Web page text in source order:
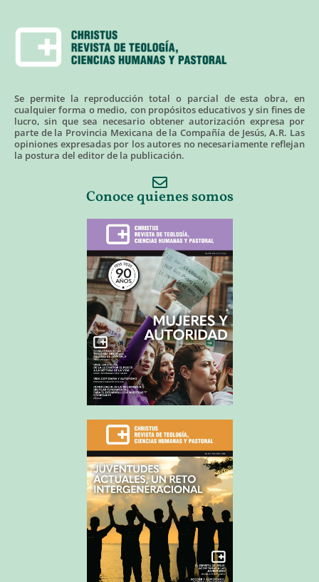
Se permite la reproducción total o parcial de esta obra, en
cualquier forma o medio, con propósitos educativos y sin fines de
lucro, sin que sea necesario obtener autorización expresa por
parte de la Provincia Mexicana de la Compañía de Jesús, A.R. Las
opiniones expresadas por los autores no necesariamente reflejan
la postura del editor de la publicación.
Conoce quienes somos